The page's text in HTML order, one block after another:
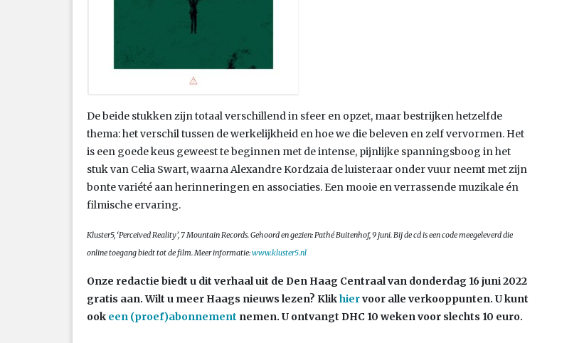
De beide stukken zijn totaal verschillend in sfeer en opzet, maar bestrijken hetzelfde
thema: het verschil tussen de werkelijkheid en hoe we die beleven en zelf vervormen. Het
is een goede keus geweest te beginnen met de intense, pijnlijke spanningsboog in het
stuk van Celia Swart, waarna Alexandre Kordzaia de luisteraar onder vuur neemt met zijn
bonte variété aan herinneringen en associaties. Een mooie en verrassende muzikale én
filmische ervaring.
Kluster5, ‘Perceived Reality’, 7 Mountain Records. Gehoord en gezien: Pathé Buitenhof, 9 juni. Bij de cd is een code meegeleverd die
online toegang biedt tot de film. Meer informatie:www.kluster5.nl
Onze redactie biedt u dit verhaal uit de Den Haag Centraal van donderdag 16juni 2022
gratis aan. Wilt u meer Haags nieuws lezen? Klikhiervoor alle verkooppunten. U kunt
ook een (proef)abonnement nemen. U ontvangt DHC 10 weken voor slechts 10 euro.